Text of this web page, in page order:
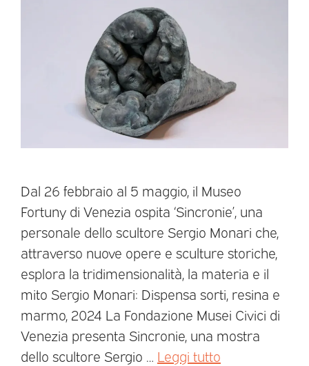
Dal 26 febbraio al 5 maggio, il Museo
Fortuny di Venezia ospita ‘Sincronie’, una
personale dello scultore Sergio Monari che,
attraverso nuove opere e sculture storiche,
esplora la tridimensionalità, la materia e il
mito Sergio Monari: Dispensa sorti, resina e
marmo, 2024 La Fondazione Musei Civici di
Venezia presenta Sincronie, una mostra
dello scultore Sergio … Leggi tutto